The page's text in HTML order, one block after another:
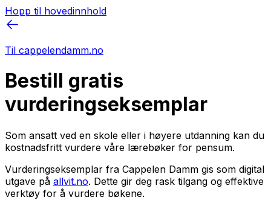
Hopp til hovedinnhold
Til cappelendamm.no
Bestill gratis
vurderingseksemplar
Som ansatt ved en skole eller i høyere utdanning kan du
kostnadsfritt vurdere våre lærebøker for pensum.
Vurderingseksemplar fra Cappelen Damm gis som digital
utgave på allvit.no. Dette gir deg rask tilgang og effektive
verktøy for å vurdere bøkene.